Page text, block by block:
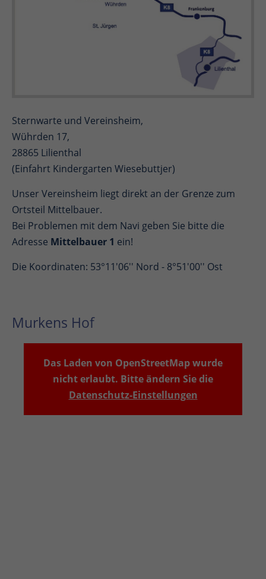
Sternwarte und Vereinsheim,
Wührden 17,
28865 Lilienthal
(Einfahrt Kindergarten Wiesebuttjer)
Unser Vereinsheim liegt direkt an der Grenze zum
Ortsteil Mittelbauer.
Bei Problemen mit dem Navi geben Sie bitte die
Adresse Mittelbauer 1 ein!
Die Koordinaten: 53°11'06'' Nord - 8°51'00'' Ost
Murkens Hof
Das Laden von OpenStreetMap wurde
nicht erlaubt. Bitte ändern Sie die
Datenschutz-Einstellungen